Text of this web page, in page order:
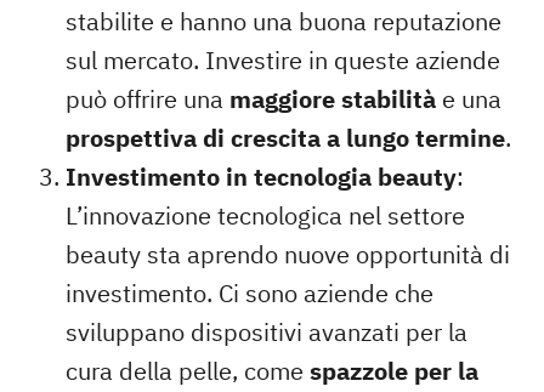
stabilite e hanno una buona reputazione
sul mercato. Investire in queste aziende
può offrire una maggiore stabilità e una
prospettiva di crescita a lungo termine.
Investimento in tecnologia beauty:
L’innovazione tecnologica nel settore
beauty sta aprendo nuove opportunità di
investimento. Ci sono aziende che
sviluppano dispositivi avanzati per la
cura della pelle, come spazzole per la